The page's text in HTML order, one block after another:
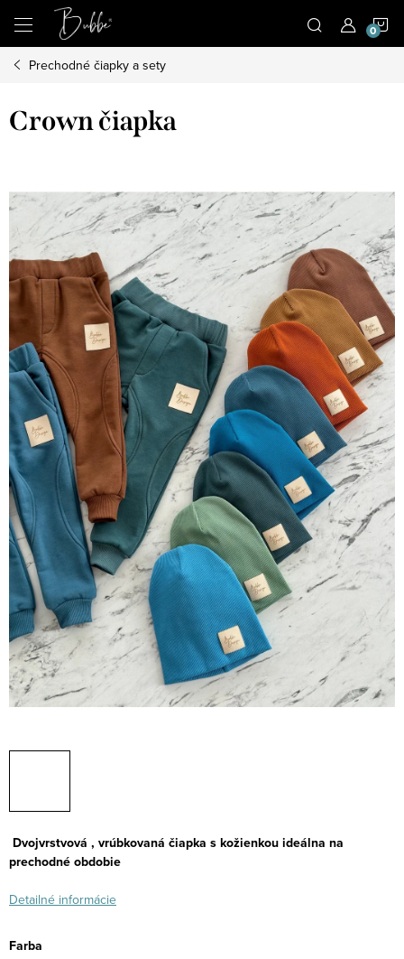
obsah
Prechodné čiapky a sety
Crown čiapka
Dvojvrstvová , vrúbkovaná čiapka s kožienkou ideálna na
prechodné obdobie
Detailné informácie
Farba